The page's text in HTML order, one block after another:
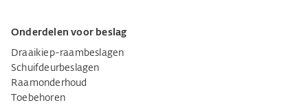
Onderdelen voor beslag
Draaikiep-raambeslagen
Schuifdeurbeslagen
Raamonderhoud
Toebehoren